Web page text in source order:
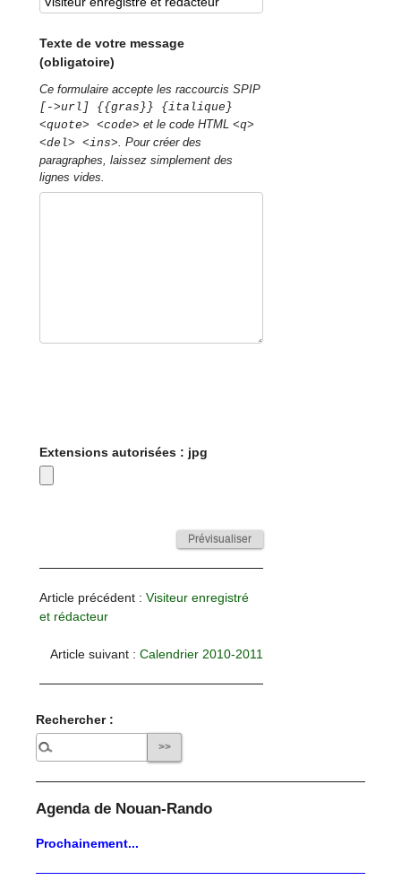
Texte de votre message
(obligatoire)
Ce formulaire accepte les raccourcis SPIP
[->url] {{gras}} {italique}
<quote> <code> et le code HTML<q>
<del> <ins>. Pour créer des
paragraphes, laissez simplement des
lignes vides.
Extensions autorisées : jpg
Article précédent :Visiteur enregistré
et rédacteur
Article suivant : Calendrier 2010-2011
Rechercher :
Agenda de Nouan-Rando
Prochainement...